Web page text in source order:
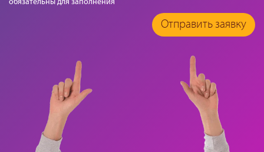
обязательны для заполнения
Отправить заявку